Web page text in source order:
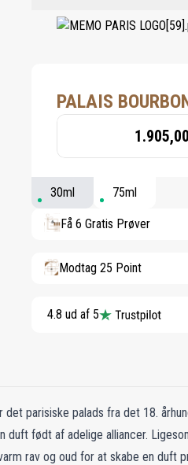
PALAIS
30ml 75ml
Få 6 Gratis Prøver
Modtag 25 Point
4.8 ud af 5
det parisiske palads fra det 18.
duft født af adelige alliancer.
rav og oud for at skabe en duft